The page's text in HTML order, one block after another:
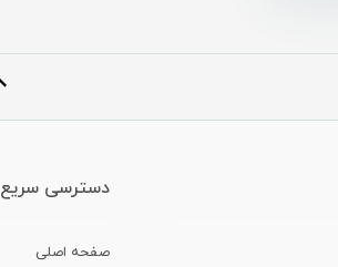
دسترسی سریع
صفحه اصلی